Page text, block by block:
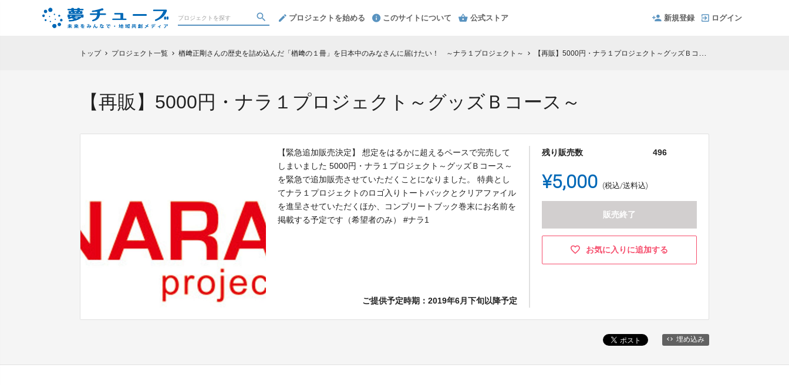
プロジェクトを始める このサイトについて 公式ストア 新規登録 ログイン
トップ chevron_right プロジェクト一覧 chevron_right 楢﨑正剛さんの歴史を詰め込んだ「楢﨑の１冊」を日本中のみなさんに届けたい！ ～ナラ１プロジェクト～ chevron_right 【再販】5000円・ナラ１プロジェクト～グッズＢコース～
【再販】5000円・ナラ１プロジェクト～グッズＢコース～
【緊急追加販売決定】 想定をはるかに超えるペースで完売して
しまいました 5000円・ナラ１プロジェクト～グッズＢコース～
を緊急で追加販売させていただくことになりました。 特典とし
てナラ１プロジェクトのロゴ入りトートバックとクリアファイル
を進呈させていただくほか、コンプリートブック巻末にお名前を
掲載する予定です（希望者のみ） #ナラ1
ご提供予定時期：2019年6月下旬以降予定
残り販売数 496
¥5,000 (税込/送料込)
販売終了
お気に入りに追加する
埋め込み